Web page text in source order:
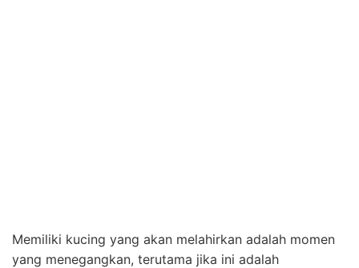
Memiliki kucing yang akan melahirkan adalah momen
yang menegangkan, terutama jika ini adalah